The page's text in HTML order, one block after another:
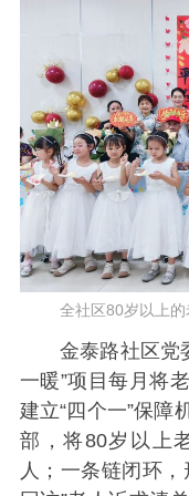
全社区80岁以上的
金泰路社区党
一暖”项目每月将
建立“四个一”保障
部，将80岁以上
人；一条链闭环